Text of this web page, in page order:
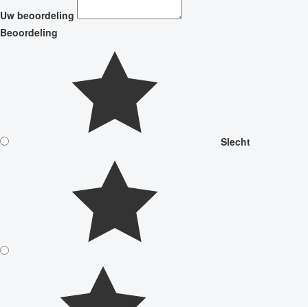
Uw beoordeling
Beoordeling
Slecht